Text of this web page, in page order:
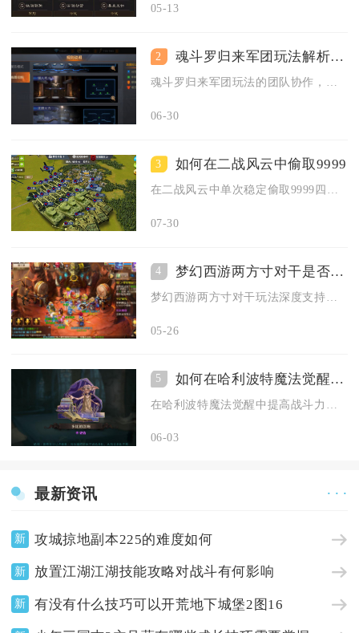
05-13
2 魂斗罗归来军团玩法解析中的团队协作有何关键
魂斗罗归来军团玩法的团队协作，核心在于分工匹配、实时联动、资...
06-30
3 如何在二战风云中偷取9999
07-30
4 梦幻西游两方寸对干是否支持交友互动
05-26
5 如何在哈利波特魔法觉醒中提高战斗力
06-03
最新资讯 · · ·
新 攻城掠地副本225的难度如何
新 放置江湖江湖技能攻略对战斗有何影响
新 有没有什么技巧可以开荒地下城堡2图16